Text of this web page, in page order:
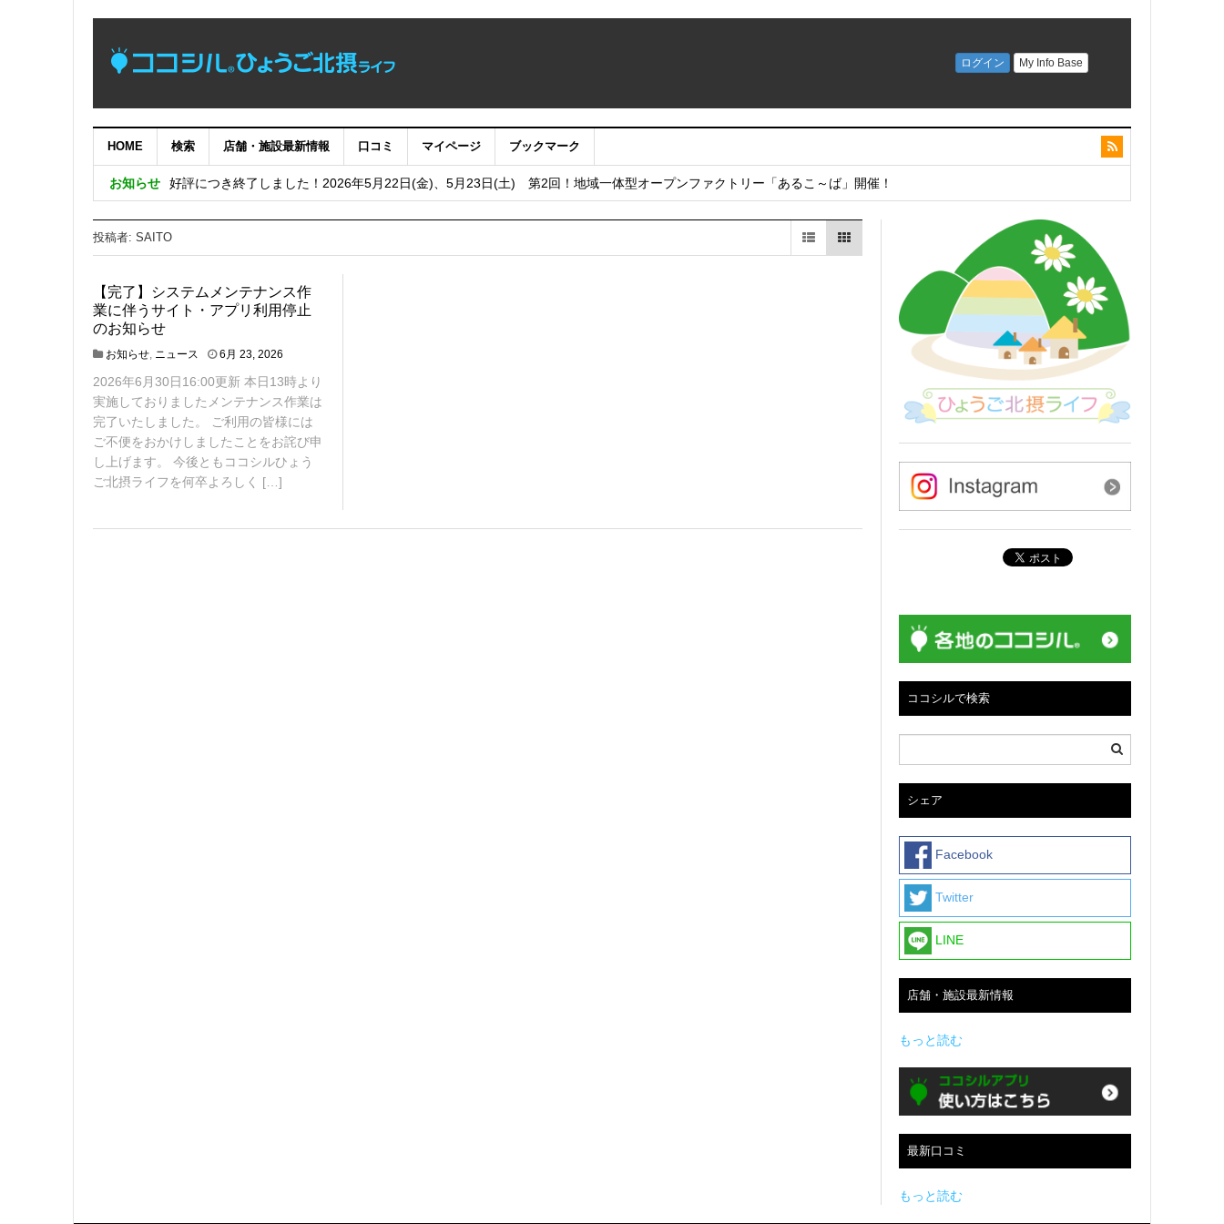
HOME 検索 店舗・施設最新情報 口コミ マイページ ブックマーク
お知らせ
【完了】システムメンテナンス作業に伴うサイト・アプリ利用停止のお知らせ
好評につき終了しました！2026年5月22日(金)、5月23日(土) 第2回！地域一体型オープンファクトリー「あるこ～ば」開催！
好評につき終了しました！兵庫五国移住・交流フェア2025 in 大阪 2025年12月6日（土）開催！
好評につき終了しました！日生ニュータウン まちびらき50周年記念フェスティバル 2025年11月22日（土）開催！
投稿者: SAITO
【完了】システムメンテナンス作
業に伴うサイト・アプリ利用停止
のお知らせ
お知らせ, ニュース 6月 23, 2026
3
0
,
2
0
2
2026年6月30日16:00更新 本日13時より
実施しておりましたメンテナンス作業は
完了いたしました。 ご利用の皆様には
ご不便をおかけしましたことをお詫び申
し上げます。 今後ともココシルひょう
ご北摂ライフを何卒よろしく […]
ココシルで検索
シェア
Facebook
Twitter
LINE
店舗・施設最新情報
もっと読む
最新口コミ
もっと読む